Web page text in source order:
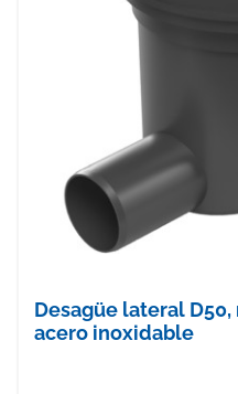
Desagüe lateral
acero inoxidable